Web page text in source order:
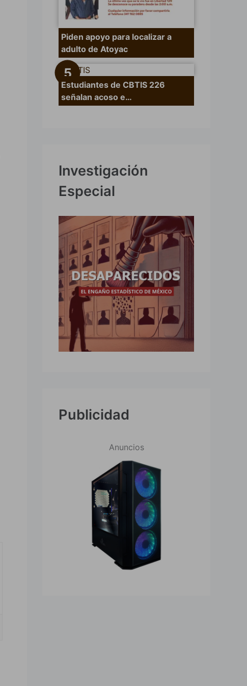
Piden apoyo para localizar a
adulto de Atoyac
Estudiantes de CBTIS 226
señalan acoso e…
Investigación
Especial
Publicidad
Anuncios